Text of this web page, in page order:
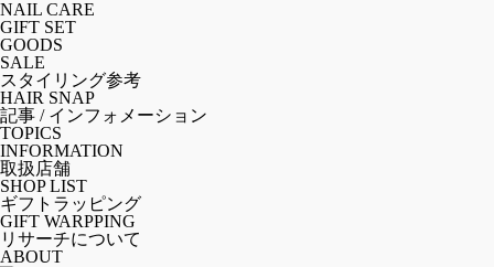
NAIL CARE
GIFT SET
GOODS
SALE
スタイリング参考
HAIR SNAP
記事 / インフォメーション
TOPICS
INFORMATION
取扱店舗
SHOP LIST
ギフトラッピング
GIFT WARPPING
リサーチについて
ABOUT